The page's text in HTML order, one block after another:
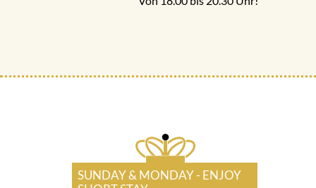
SUNDAY & MONDAY - ENJOY